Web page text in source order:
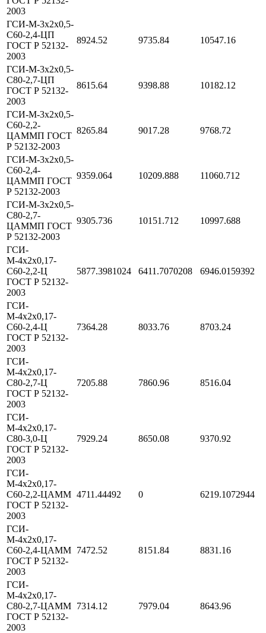
2003
ГСИ-М-3х2х0,5-
С60-2,4-ЦП
ГОСТ Р 52132-
2003
8924.52 9735.84 10547.16
ГСИ-М-3х2х0,5-
С80-2,7-ЦП
ГОСТ Р 52132-
2003
8615.64 9398.88 10182.12
ГСИ-М-3х2х0,5-
С60-2,2-
ЦАММП ГОСТ
Р 52132-2003
8265.84 9017.28 9768.72
ГСИ-М-3х2х0,5-
С60-2,4-
ЦАММП ГОСТ
Р 52132-2003
9359.064 10209.888 11060.712
ГСИ-М-3х2х0,5-
С80-2,7-
ЦАММП ГОСТ
Р 52132-2003
9305.736 10151.712 10997.688
ГСИ-
М-4х2х0,17-
С60-2,2-Ц
ГОСТ Р 52132-
2003
5877.3981024 6411.7070208 6946.0159392
ГСИ-
М-4х2х0,17-
С60-2,4-Ц
ГОСТ Р 52132-
2003
7364.28 8033.76 8703.24
ГСИ-
М-4х2х0,17-
С80-2,7-Ц
ГОСТ Р 52132-
2003
7205.88 7860.96 8516.04
ГСИ-
М-4х2х0,17-
С80-3,0-Ц
ГОСТ Р 52132-
2003
7929.24 8650.08 9370.92
ГСИ-
М-4х2х0,17-
С60-2,2-ЦАММ
ГОСТ Р 52132-
2003
4711.44492 0 6219.1072944
ГСИ-
М-4х2х0,17-
С60-2,4-ЦАММ
ГОСТ Р 52132-
2003
7472.52 8151.84 8831.16
ГСИ-
М-4х2х0,17-
С80-2,7-ЦАММ
ГОСТ Р 52132-
2003
7314.12 7979.04 8643.96